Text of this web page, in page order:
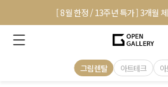
[ 8월 한정 / 13주년 특가 ] 3개월
그림렌탈 아트테크